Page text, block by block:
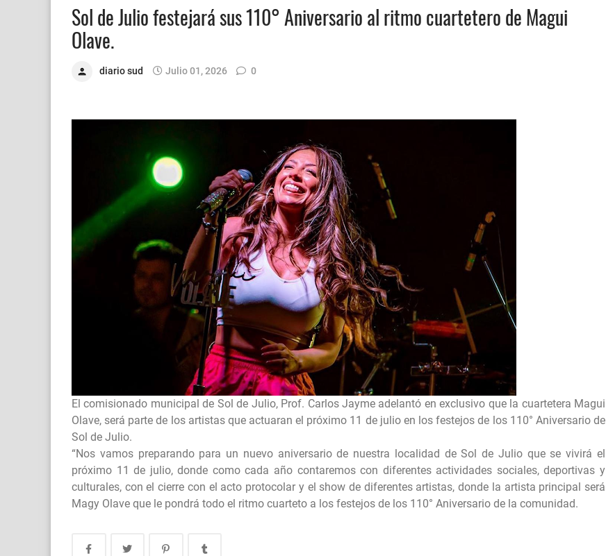
Sol de Julio festejará sus 110° Aniversario al ritmo cuartetero de Magui
Olave.
diario sud Julio 01, 2026 0
El comisionado municipal de Sol de Julio, Prof. Carlos Jayme adelantó en exclusivo que la cuartetera Magui
Olave, será parte de los artistas que actuaran el próximo 11 de julio en los festejos de los 110° Aniversario de
Sol de Julio.
“Nos vamos preparando para un nuevo aniversario de nuestra localidad de Sol de Julio que se vivirá el
próximo 11 de julio, donde como cada año contaremos con diferentes actividades sociales, deportivas y
culturales, con el cierre con el acto protocolar y el show de diferentes artistas, donde la artista principal será
Magy Olave que le pondrá todo el ritmo cuarteto a los festejos de los 110° Aniversario de la comunidad.